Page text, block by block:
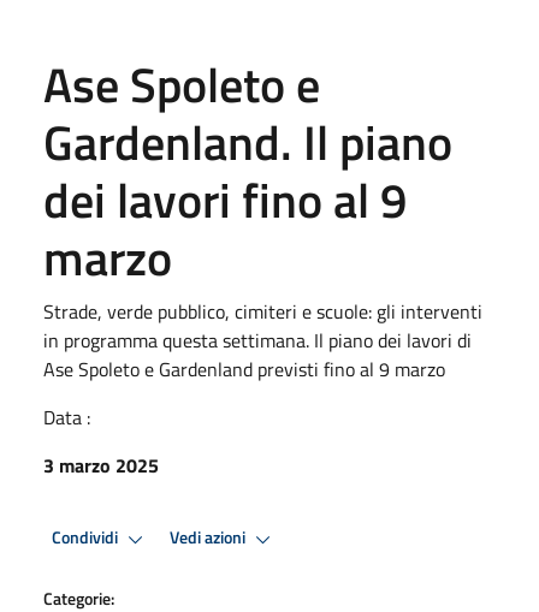
Ase Spoleto e
Gardenland. Il piano
dei lavori fino al 9
marzo
Strade, verde pubblico, cimiteri e scuole: gli interventi
in programma questa settimana. Il piano dei lavori di
Ase Spoleto e Gardenland previsti fino al 9 marzo
Data :
3 marzo 2025
Condividi Vedi azioni
Categorie: